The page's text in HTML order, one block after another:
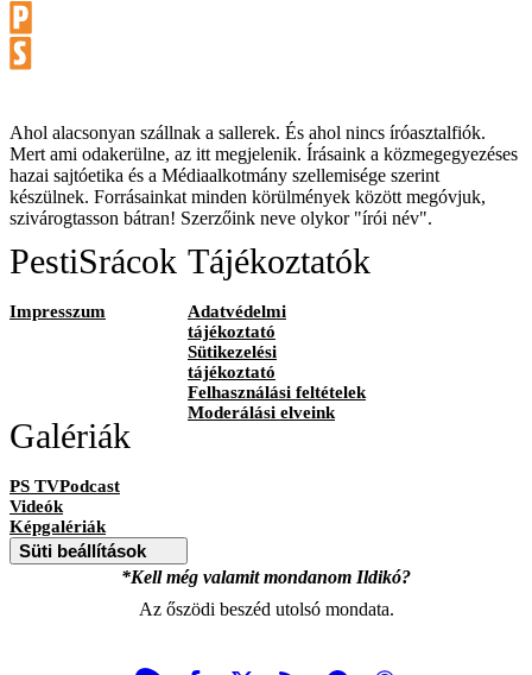
Ahol alacsonyan szállnak a sallerek. És ahol nincs íróasztalfiók.
Mert ami odakerülne, az itt megjelenik. Írásaink a közmegegyezéses
hazai sajtóetika és a Médiaalkotmány szellemisége szerint
készülnek. Forrásainkat minden körülmények között megóvjuk,
szivárogtasson bátran! Szerzőink neve olykor "írói név".
PestiSrácok
Impresszum
Tájékoztatók
Adatvédelmi
tájékoztató
Sütikezelési
tájékoztató
Felhasználási feltételek
Moderálási elveink
Galériák
PS TVPodcast
Videók
Képgalériák
Süti beállítások
*Kell még valamit mondanom Ildikó?
Az őszödi beszéd utolsó mondata.